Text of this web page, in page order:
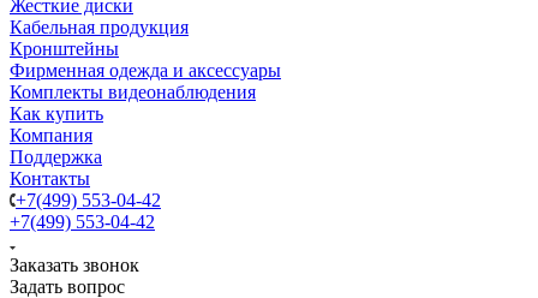
Жесткие диски
Кабельная продукция
Кронштейны
Фирменная одежда и аксессуары
Комплекты видеонаблюдения
Как купить
Компания
Поддержка
Контакты
+7(499) 553-04-42
+7(499) 553-04-42
Заказать звонок
Задать вопрос